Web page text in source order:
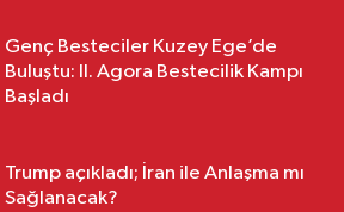
Genç Besteciler Kuzey Ege’de
Buluştu: II. Agora Bestecilik Kampı
Başladı
Trump açıkladı; İran ile Anlaşma mı
Sağlanacak?